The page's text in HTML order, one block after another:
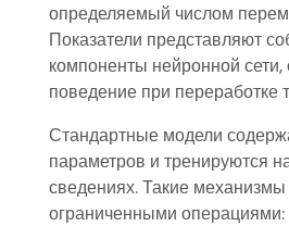
определяемый числом
Показатели представляют
компоненты нейронной
поведение при переработке
Стандартные модели
параметров и тренируются
сведениях. Такие
ограниченными операциями: